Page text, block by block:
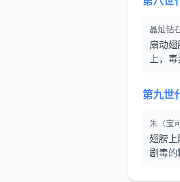
晶灿钻
扇动
上，毒
第九世
朱（宝
翅膀
剧毒的